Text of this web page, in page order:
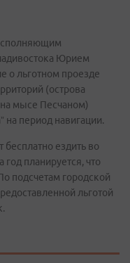
Юрием
о льготном проезде
(острова
мысе Песчаном)
на период навигации.
бесплатно ездить во
год планируется, что
подсчетам городской
льготой